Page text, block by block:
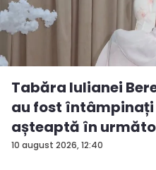
10 august 2026, 12:40
Tabăra Iulianei
au fost întâmpinați
așteaptă în